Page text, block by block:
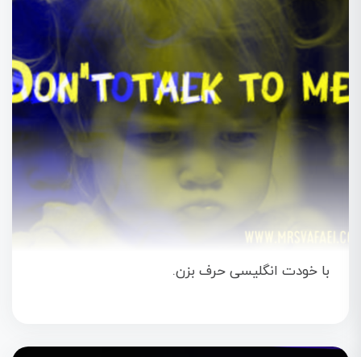
با خودت انگلیسی حرف بزن.